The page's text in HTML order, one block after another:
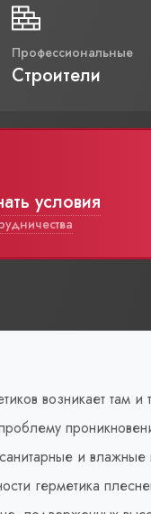
Профессиональные
Строители
условия
возникает там
санитарные и
герметика